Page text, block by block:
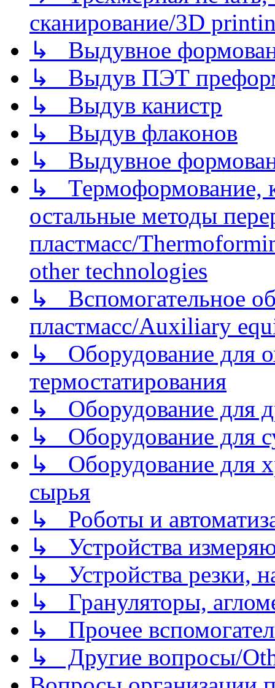
сканирование/3D
↳ Выдувное
↳ Выдув ПЭТ
↳ Выдув канистр
↳ Выдув флаконов
↳ Выдувное
↳ Термоформование,
остальные методы
пластмасс/
other technologies
↳ Вспомогательное
пластмасс/Auxiliary
↳ Оборудование для
термостатирования
↳ Оборудование для
↳ Оборудование для
↳ Оборудование для
сырья
↳ Роботы и
↳ Устройства
↳ Устройства резки,
↳ Грануляторы,
↳ Прочее
↳ Другие вопросы/